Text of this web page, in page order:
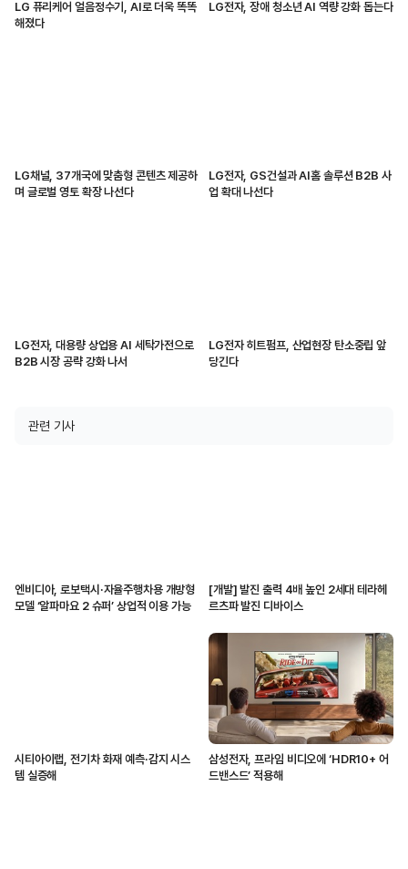
LG 퓨리케어 얼음정수기, AI로 더욱 똑똑
해졌다
LG전자, 장애 청소년 AI 역량 강화 돕는다
LG채널, 37개국에 맞춤형 콘텐츠 제공하
며 글로벌 영토 확장 나선다
LG전자, GS건설과 AI홈 솔루션 B2B 사
업 확대 나선다
LG전자, 대용량 상업용 AI 세탁가전으로
B2B 시장 공략 강화 나서
LG전자 히트펌프, 산업현장 탄소중립 앞
당긴다
관련 기사
엔비디아, 로보택시·자율주행차용 개방형
모델 ‘알파마요 2 슈퍼’ 상업적 이용 가능
[개발] 발진 출력 4배 높인 2세대 테라헤
르츠파 발진 디바이스
시티아이랩, 전기차 화재 예측·감지 시스
템 실증해
삼성전자, 프라임 비디오에 ‘HDR10+ 어
드밴스드’ 적용해